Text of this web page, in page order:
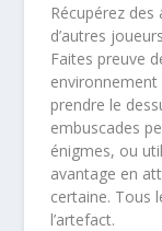
Récupérez
d’autres
Faites preuve
prendre le
embuscades
énigmes, ou
avantage en
certaine. Tous
l’artefact.